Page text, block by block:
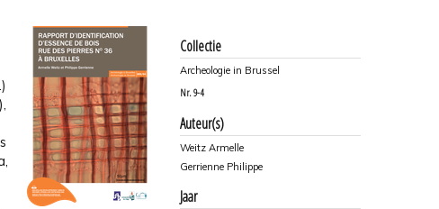
Collectie
Archeologie in Brussel
Nr. 9-4
Auteur(s)
Weitz Armelle
Gerrienne Philippe
Jaar